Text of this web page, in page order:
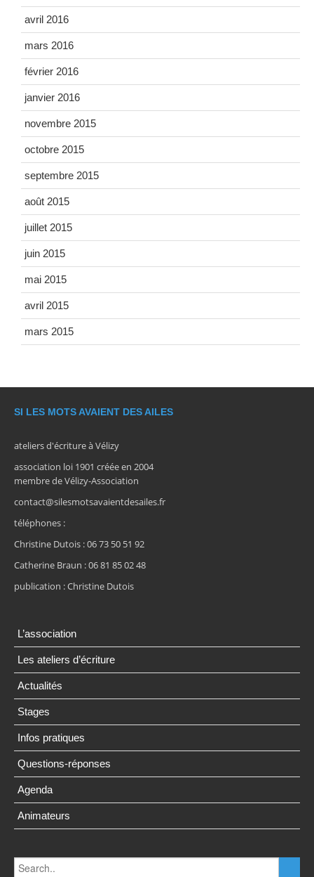
avril 2016
mars 2016
février 2016
janvier 2016
novembre 2015
octobre 2015
septembre 2015
août 2015
juillet 2015
juin 2015
mai 2015
avril 2015
mars 2015
SI LES MOTS AVAIENT DES AILES
ateliers d'écriture à Vélizy
association loi 1901 créée en 2004
membre de Vélizy-Association
contact@silesmotsavaientdesailes.fr
téléphones :
Christine Dutois : 06 73 50 51 92
Catherine Braun : 06 81 85 02 48
publication : Christine Dutois
L’association
Les ateliers d’écriture
Actualités
Stages
Infos pratiques
Questions-réponses
Agenda
Animateurs